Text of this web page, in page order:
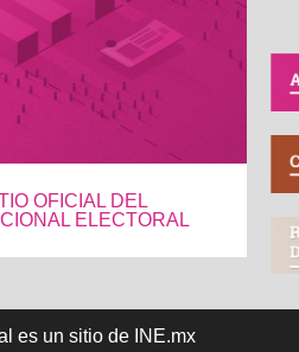
OFICIAL DEL
ELECTORAL
es un sitio de INE.mx